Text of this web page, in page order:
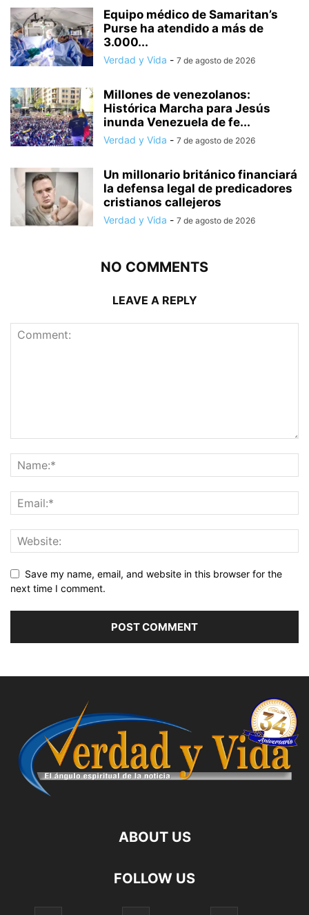
Equipo médico de Samaritan’s
Purse ha atendido a más de
3.000...
Verdad y Vida - 7 de agosto de 2026
Millones de venezolanos:
Histórica Marcha para Jesús
inunda Venezuela de fe...
Verdad y Vida - 7 de agosto de 2026
Un millonario británico financiará
la defensa legal de predicadores
cristianos callejeros
Verdad y Vida - 7 de agosto de 2026
NO COMMENTS
LEAVE A REPLY
Save my name, email, and website in this browser for the
next time I comment.
ABOUT US
FOLLOW US